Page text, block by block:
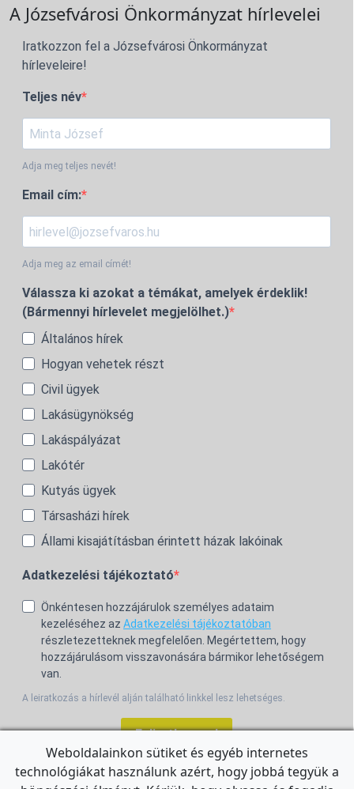
A Józsefvárosi Önkormányzat hírlevelei
Iratkozzon fel a Józsefvárosi Önkormányzat
hírleveleire!
Teljes név
Adja meg teljes nevét!
Email cím:
Adja meg az email címét!
Válassza ki azokat a témákat, amelyek érdeklik!
(Bármennyi hírlevelet megjelölhet.)
Általános hírek
Hogyan vehetek részt
Civil ügyek
Lakásügynökség
Lakáspályázat
Lakótér
Kutyás ügyek
Társasházi hírek
Állami kisajátításban érintett házak lakóinak
Adatkezelési tájékoztató
Önkéntesen hozzájárulok személyes adataim
kezeléséhez az Adatkezelési tájékoztatóban
részletezetteknek megfelelően. Megértettem, hogy
hozzájárulásom visszavonására bármikor lehetőségem
van.
A leiratkozás a hírlevél alján található linkkel lesz lehetséges.
Feliratkozom!
Weboldalainkon sütiket és egyéb internetes
technológiákat használunk azért, hogy jobbá tegyük a